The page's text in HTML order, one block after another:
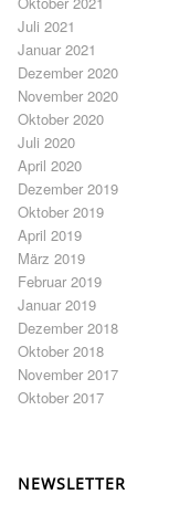
Juli 2021
Januar 2021
Dezember 2020
November 2020
Oktober 2020
Juli 2020
April 2020
Dezember 2019
Oktober 2019
April 2019
März 2019
Februar 2019
Januar 2019
Dezember 2018
Oktober 2018
November 2017
Oktober 2017
NEWSLETTER